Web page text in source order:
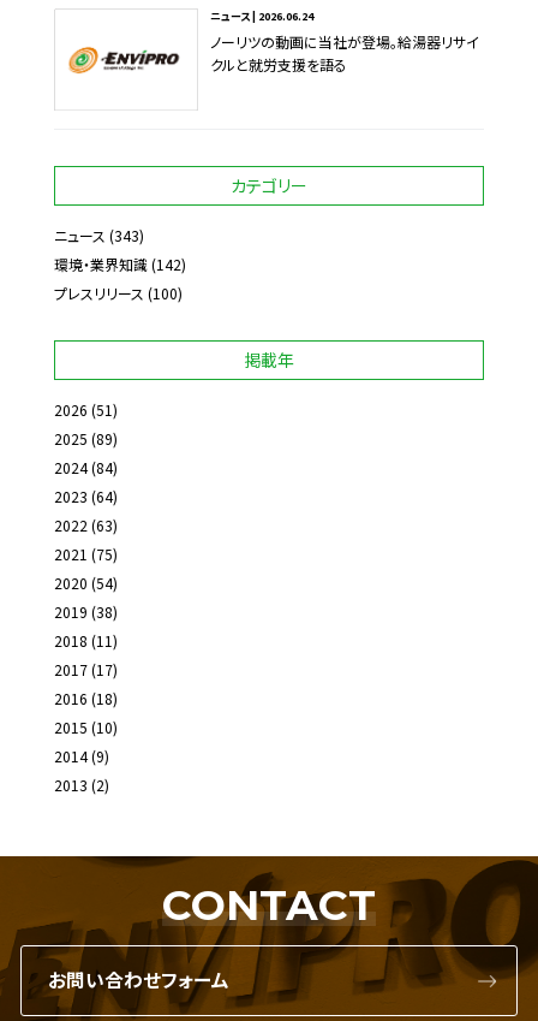
ニュース | 2026.06.24
ノーリツの動画に当社が登場。給湯器リサイ
クルと就労支援を語る
カテゴリー
ニュース (343)
環境・業界知識(142)
プレスリリース (100)
掲載年
2026 (51)
2025 (89)
2024(84)
2023 (64)
2022 (63)
2021 (75)
2020 (54)
2019 (38)
2018 (11)
2017(17)
2016 (18)
2015 (10)
2014(9)
2013 (2)
CONTACT
お問い合わせフォーム